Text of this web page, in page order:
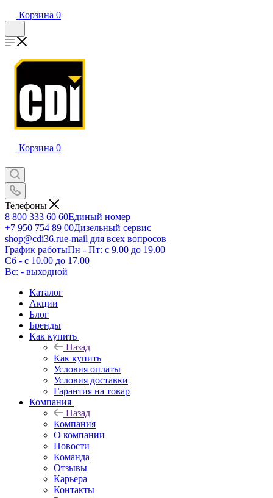
Корзина 0
Корзина 0
Телефоны
8 800 333 60 60Единый номер
+7 950 754 89 00Дизельный сервис
shop@cdi36.rue-mail для всех вопросов
График работыПн - Пт: с 9.00 до 19.00
Сб - с 10.00 до 17.00
Вс: - выходной
Каталог
Акции
Блог
Бренды
Как купить
Назад
Как купить
Условия оплаты
Условия доставки
Гарантия на товар
Компания
Назад
Компания
О компании
Новости
Команда
Отзывы
Карьера
Контакты